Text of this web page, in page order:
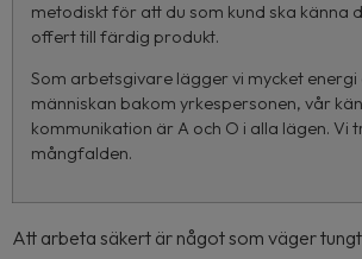
metodiskt för att du som kund ska känna
offert till färdig produkt.
Som arbetsgivare lägger vi mycket energi
människan bakom yrkespersonen, vår
kommunikation är A och O i alla lägen. Vi
mångfalden.
Att arbeta säkert är något som väger